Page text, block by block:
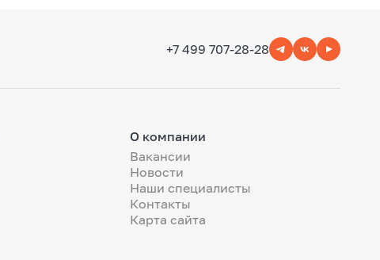
+7 499 707-28-28
О компании
Вакансии
Новости
Наши специалисты
Контакты
Карта сайта